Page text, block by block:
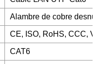
Alambre de cobre
CE, ISO, RoHS, CCC,
CAT6